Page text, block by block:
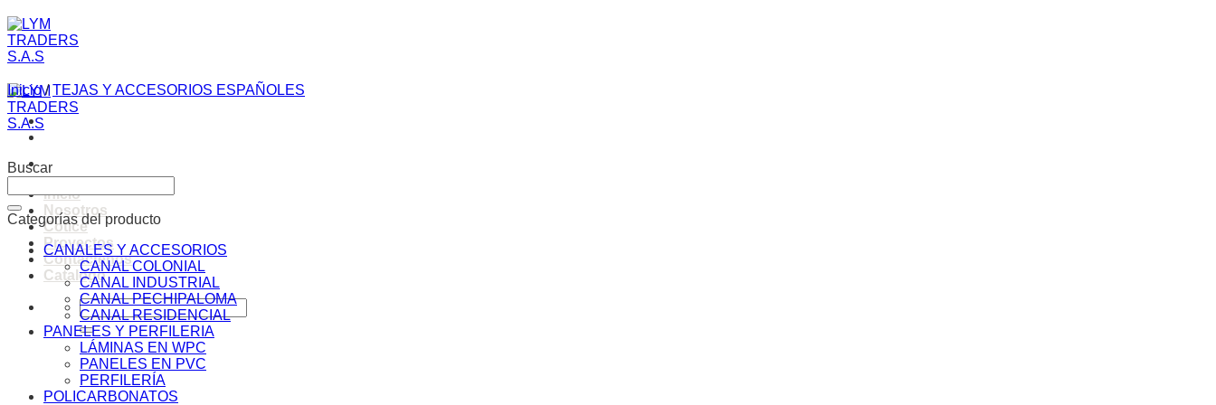
Saltar
al
contenido
Inicio
Nosotros
Cotice
Proyectos
Contáctenos
Catalogo
Buscar
por:
Inicio / TEJAS Y ACCESORIOS ESPAÑOLES
Buscar
Categorías del producto
CANALES Y ACCESORIOS
CANAL COLONIAL
CANAL INDUSTRIAL
CANAL PECHIPALOMA
CANAL RESIDENCIAL
PANELES Y PERFILERIA
LÁMINAS EN WPC
PANELES EN PVC
PERFILERÍA
POLICARBONATOS